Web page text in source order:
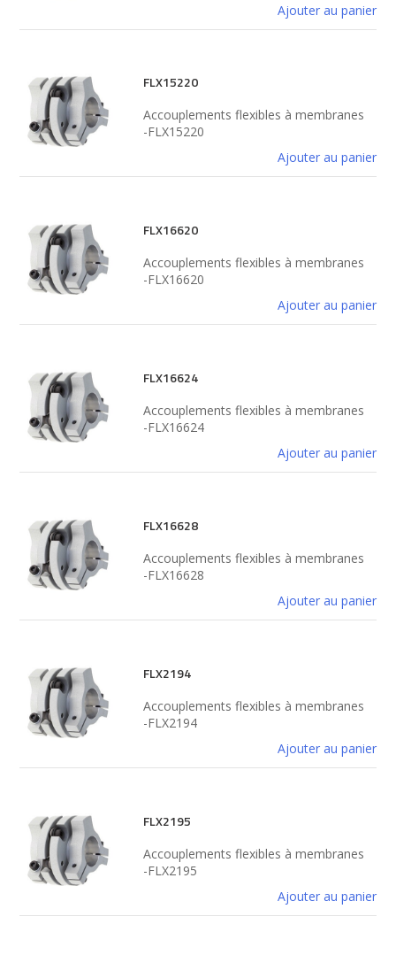
Ajouter au panier
FLX15220
Accouplements flexibles à membranes
-FLX15220
Ajouter au panier
FLX16620
Accouplements flexibles à membranes
-FLX16620
Ajouter au panier
FLX16624
Accouplements flexibles à membranes
-FLX16624
Ajouter au panier
FLX16628
Accouplements flexibles à membranes
-FLX16628
Ajouter au panier
FLX2194
Accouplements flexibles à membranes
-FLX2194
Ajouter au panier
FLX2195
Accouplements flexibles à membranes
-FLX2195
Ajouter au panier